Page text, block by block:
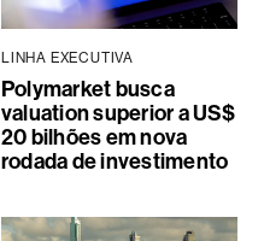
LINHA EXECUTIVA
Polymarket busca
valuation superior a US$
20 bilhões em nova
rodada de investimento